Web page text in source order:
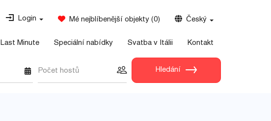
Login Mé nejblíbenější objekty (0) Český
Last Minute Speciální nabídky Svatba v Itálii Kontakt
Počet hostů Hledání